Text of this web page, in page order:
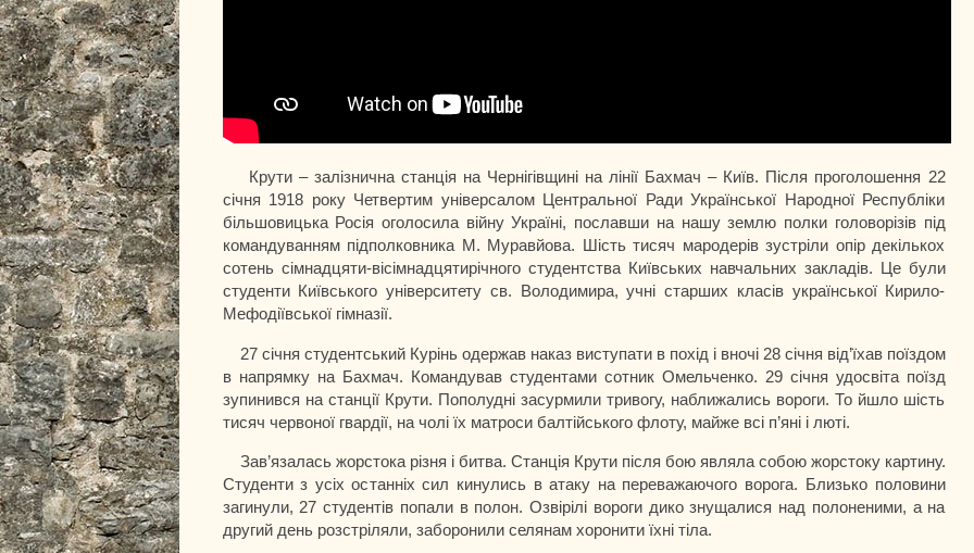
Крути – залізнична станція на Чернігівщині на лінії Бахмач – Київ. Після проголошення 22
січня 1918 року Четвертим універсалом Центральної Ради Української Народної Республіки
більшовицька Росія оголосила війну Україні, пославши на нашу землю полки головорізів під
командуванням підполковника М. Муравйова. Шість тисяч мародерів зустріли опір декількох
сотень сімнадцяти-вісімнадцятирічного студентства Київських навчальних закладів. Це були
студенти Київського університету св. Володимира, учні старших класів української Кирило-
Мефодіївської гімназії.
27 січня студентський Курінь одержав наказ виступати в похід і вночі 28 січня від’їхав поїздом
в напрямку на Бахмач. Командував студентами сотник Омельченко. 29 січня удосвіта поїзд
зупинився на станції Крути. Пополудні засурмили тривогу, наближались вороги. То йшло шість
тисяч червоної гвардії, на чолі їх матроси балтійського флоту, майже всі п’яні і люті.
Зав’язалась жорстока різня і битва. Станція Крути після бою являла собою жорстоку картину.
Студенти з усіх останніх сил кинулись в атаку на переважаючого ворога. Близько половини
загинули, 27 студентів попали в полон. Озвірілі вороги дико знущалися над полоненими, а на
другий день розстріляли, заборонили селянам хоронити їхні тіла.